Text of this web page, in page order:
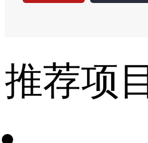
推荐项目